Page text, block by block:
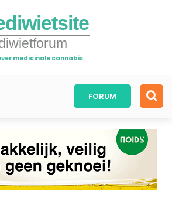
medicinale cannabis
FORUM